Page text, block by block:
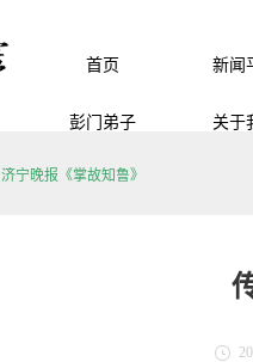
首页 新闻
彭门弟子 关于
济宁晚报《掌故知鲁》